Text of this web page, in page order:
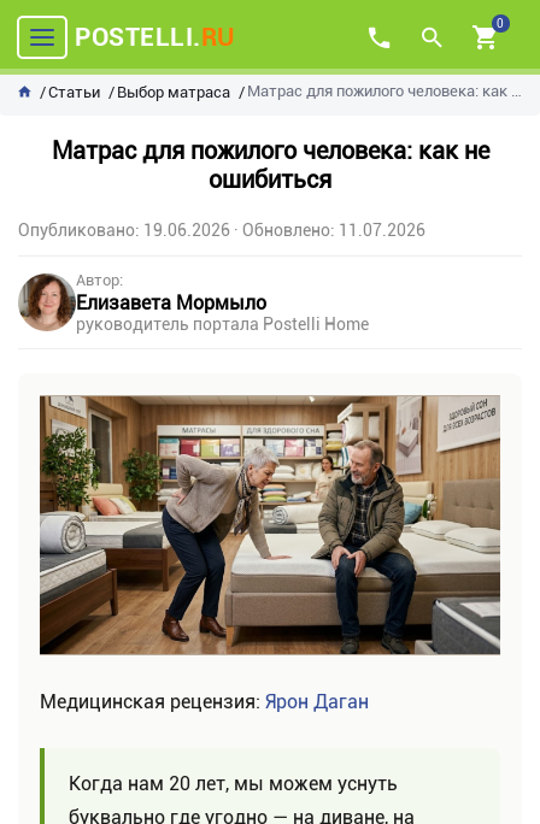
POSTELLI.RU 0
Статьи Выбор матраса Матрас для пожилого человека: как не ошибиться
Матрас для пожилого человека: как не
ошибиться
Опубликовано: 19.06.2026 · Обновлено: 11.07.2026
Автор:
Елизавета Мормыло
руководитель портала Postelli Home
Медицинская рецензия: Ярон Даган
Когда нам 20 лет, мы можем уснуть
буквально где угодно — на диване, на